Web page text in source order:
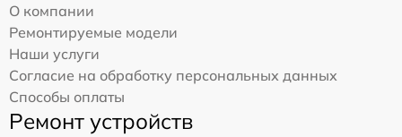
О компании
Ремонтируемые модели
Наши услуги
Согласие на обработку персональных данных
Способы оплаты
Ремонт устройств